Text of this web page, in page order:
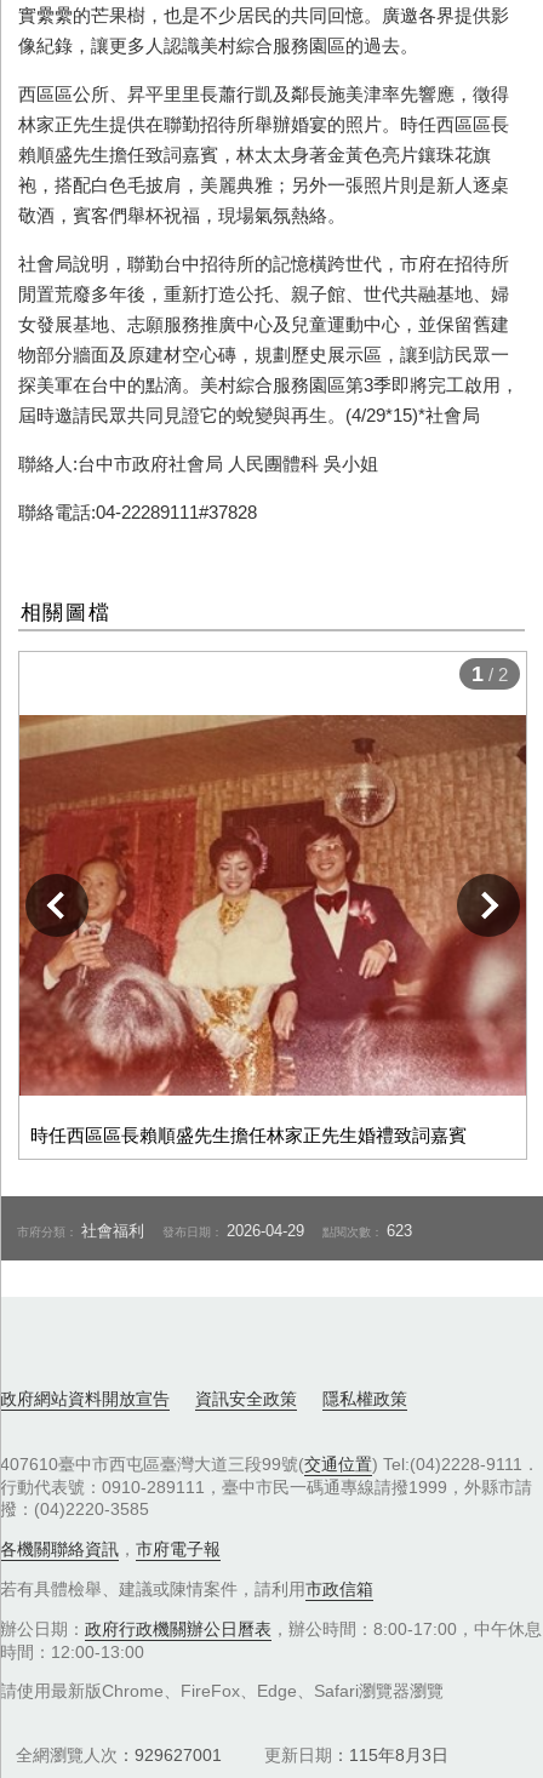
實纍纍的芒果樹，也是不少居民的共同回憶。廣邀各界提供影
像紀錄，讓更多人認識美村綜合服務園區的過去。
西區區公所、昇平里里長蕭行凱及鄰長施美津率先響應，徵得
林家正先生提供在聯勤招待所舉辦婚宴的照片。時任西區區長
賴順盛先生擔任致詞嘉賓，林太太身著金黃色亮片鑲珠花旗
袍，搭配白色毛披肩，美麗典雅；另外一張照片則是新人逐桌
敬酒，賓客們舉杯祝福，現場氣氛熱絡。
社會局說明，聯勤台中招待所的記憶橫跨世代，市府在招待所
閒置荒廢多年後，重新打造公托、親子館、世代共融基地、婦
女發展基地、志願服務推廣中心及兒童運動中心，並保留舊建
物部分牆面及原建材空心磚，規劃歷史展示區，讓到訪民眾一
探美軍在台中的點滴。美村綜合服務園區第3季即將完工啟用，
屆時邀請民眾共同見證它的蛻變與再生。(4/29*15)*社會局
聯絡人:台中市政府社會局 人民團體科 吳小姐
聯絡電話:04-22289111#37828
相關圖檔
時任西區區長賴順盛先生擔任林家正先生婚禮致詞嘉賓
下一張
1 / 2
市府分類：社會福利 發布日期： 2026-04-29 點閱次數：623
政府網站資料開放宣告 資訊安全政策 隱私權政策
407610臺中市西屯區臺灣大道三段99號(交通位置) Tel:(04)2228-9111．
行動代表號：0910-289111，臺中市民一碼通專線請撥1999，外縣市請
撥：(04)2220-3585
各機關聯絡資訊 ， 市府電子報
若有具體檢舉、建議或陳情案件，請利用市政信箱
辦公日期： 政府行政機關辦公日曆表 ，辦公時間：8:00-17:00，中午休息
時間：12:00-13:00
請使用最新版Chrome、FireFox、Edge、Safari瀏覽器瀏覽
全網瀏覽人次 929627001 更新日期 115年8月3日